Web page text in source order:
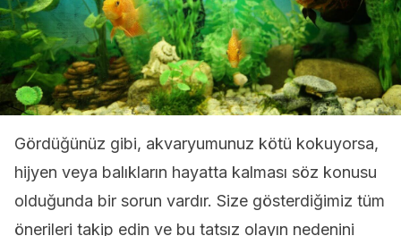
Gördüğünüz gibi, akvaryumunuz kötü kokuyorsa,
hijyen veya balıkların hayatta kalması söz konusu
olduğunda bir sorun vardır. Size gösterdiğimiz tüm
önerileri takip edin ve bu tatsız olayın nedenini